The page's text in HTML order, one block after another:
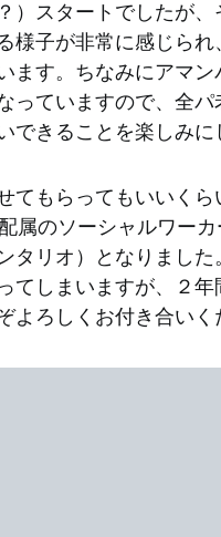
）スタートでしたが
様子が非常に感じら
ます。ちなみにアマ
っていますので、全
きることを楽しみに
もらってもいいくら
属のソーシャルワー
タリオ）となりまし
てしまいますが、２
よろしくお付き合いく